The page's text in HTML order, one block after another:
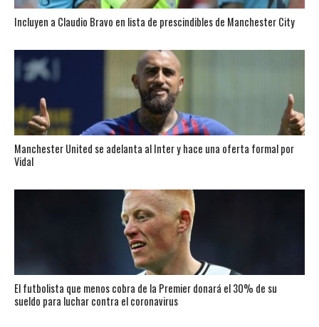
Incluyen a Claudio Bravo en lista de prescindibles de Manchester City
Manchester United se adelanta al Inter y hace una oferta formal por
Vidal
El futbolista que menos cobra de la Premier donará el 30% de su
sueldo para luchar contra el coronavirus